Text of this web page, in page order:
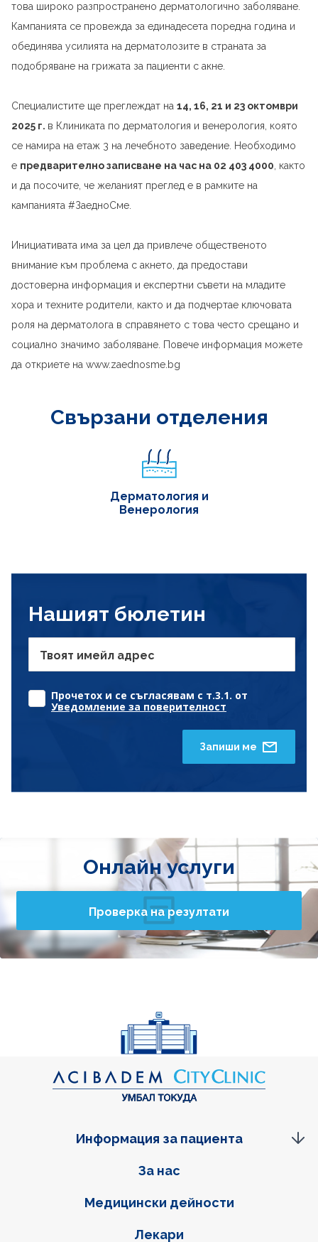
това широко разпространено дерматологично заболяване.
Кампанията се провежда за единадесета поредна година и
обединява усилията на дерматолозите в страната за
подобряване на грижата за пациенти с акне.
Специалистите ще преглеждат на 14, 16, 21 и 23 октомври
2025 г. в Клиниката по дерматология и венерология, която
се намира на етаж 3 на лечебното заведение. Необходимо
е предварително записване на час на 02 403 4000 , както
и да посочите, че желаният преглед е в рамките на
кампанията #ЗаедноСме.
Инициативата има за цел да привлече общественото
внимание към проблема с акнето, да предостави
достоверна информация и експертни съвети на младите
хора и техните родители, както и да подчертае ключовата
роля на дерматолога в справянето с това често срещано и
социално значимо заболяване. Повече информация можете
да откриете на www.zaednosme.bg
Свързани отделения
Дерматология и
Венерология
Нашият бюлетин
Твоят имейл адрес
Прочетох и се съгласявам с т.3.1. от
Уведомление за поверителност
Запиши ме
Онлайн услуги
Проверка на резултати
Фуутер навигация
За нас
Медицински дейности
Лекари
Информация за пациента